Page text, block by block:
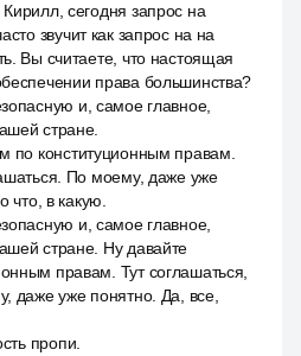
сегодня запрос на
звучит как запрос на на
Вы считаете, что настоящая
права большинства?
и, самое главное,
стране.
по конституционным правам.
По моему, даже уже
что, в какую.
и, самое главное,
стране. Ну давайте
правам. Тут соглашаться,
даже уже понятно. Да, все,
пропи.